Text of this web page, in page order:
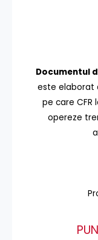
Documentul
este elaborat
pe care CFR
opereze